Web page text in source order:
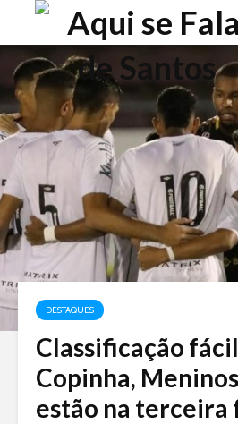
DESTAQUES
Classificação
Copinha,
estão na terceira